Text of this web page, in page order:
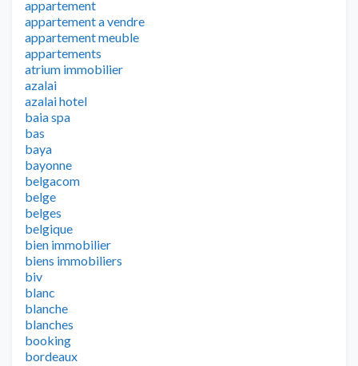
appartement
appartement a vendre
appartement meuble
appartements
atrium immobilier
azalai
azalai hotel
baia spa
bas
baya
bayonne
belgacom
belge
belges
belgique
bien immobilier
biens immobiliers
biv
blanc
blanche
blanches
booking
bordeaux